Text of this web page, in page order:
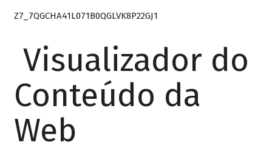
Z7_7QGCHA41L071B0QGLVK8P22GJ1
Visualizador do
Conteúdo da
Web